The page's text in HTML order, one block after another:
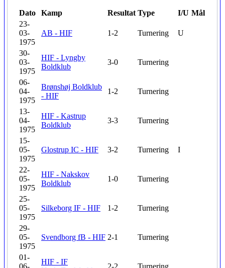
Dato Kamp Resultat Type I/U Mål
23-
03-
1975
AB - HIF 1-2 Turnering U
30-
03-
1975
HIF - Lyngby
Boldklub
3-0 Turnering
06-
04-
1975
Brønshøj Boldklub
- HIF
1-2 Turnering
13-
04-
1975
HIF - Kastrup
Boldklub
3-3 Turnering
15-
05-
1975
Glostrup IC - HIF 3-2 Turnering I
22-
05-
1975
HIF - Nakskov
Boldklub
1-0 Turnering
25-
05-
1975
Silkeborg IF - HIF 1-2 Turnering
29-
05-
1975
Svendborg fB - HIF 2-1 Turnering
01-
06-
HIF - IF
2-2 Turnering